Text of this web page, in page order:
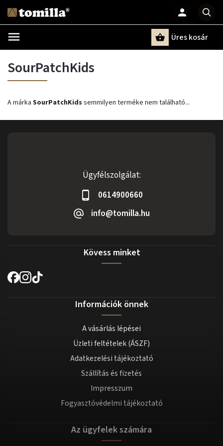
Üres kosár
SourPatchKids
A márka SourPatchKids semmilyen terméke nem található...
Ügyfélszolgálat:
0614900660
info@tomilla.hu
Kövess minket
Információk önnek
A vásárlás lépései
Üzleti feltételek (ÁSZF)
Adatkezelési tájékoztató
Szállítás és fizetés
Impresszum
Fogyasztóvédelmi tájékoztató
Az ügyfelek számára